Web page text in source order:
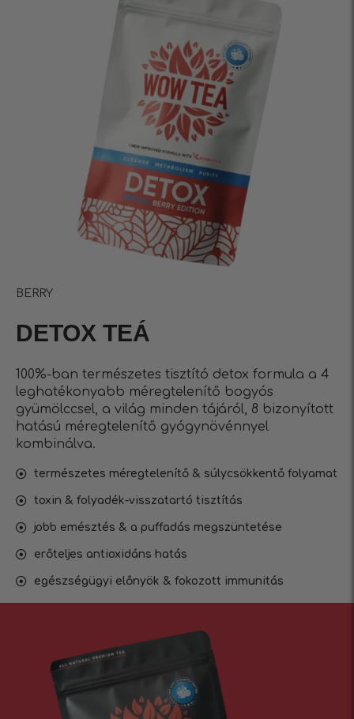
BERRY
DETOX TEÁ
100%-ban természetes tisztító detox formula a 4
leghatékonyabb méregtelenítő bogyós
gyümölccsel, a világ minden tájáról, 8 bizonyított
hatású méregtelenítő gyógynövénnyel
kombinálva.
természetes méregtelenítő & súlycsökkentő folyamat
toxin & folyadék-visszatartó tisztítás
jobb emésztés & a puffadás megszüntetése
erőteljes antioxidáns hatás
egészségügyi előnyök & fokozott immunitás